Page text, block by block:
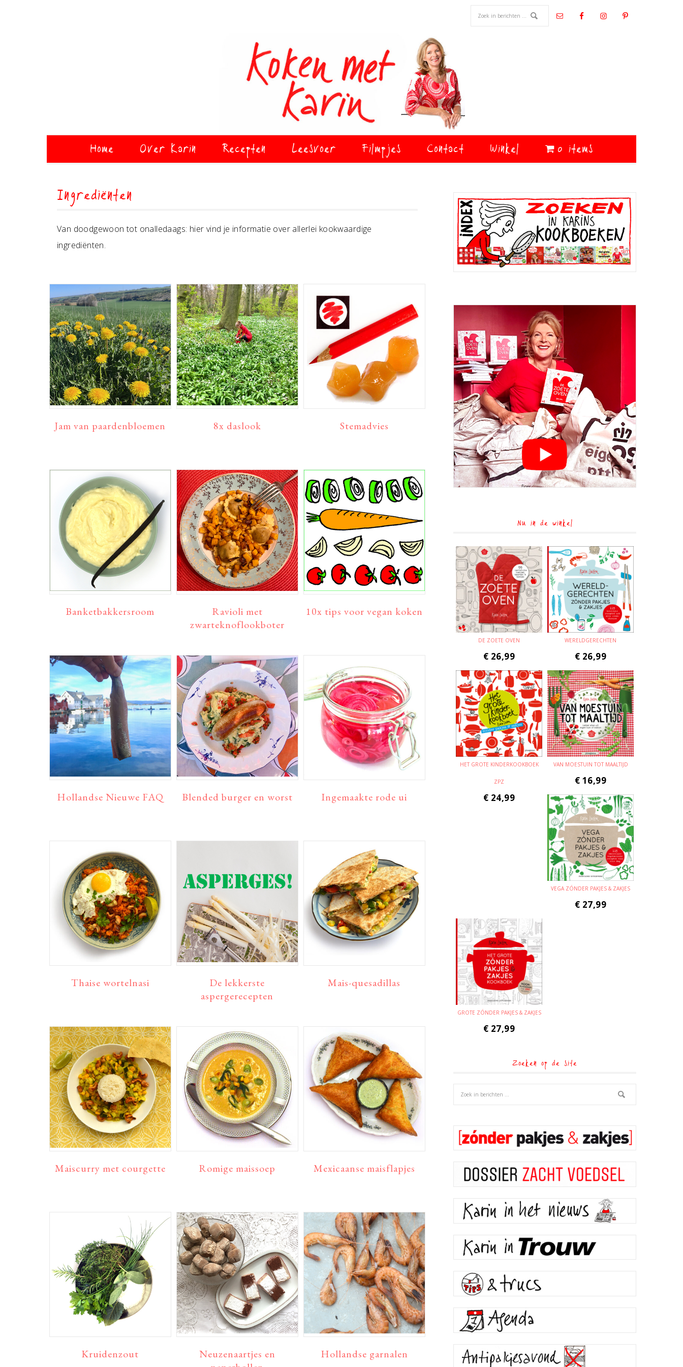
Home Over Karin Recepten Leesvoer Filmpjes Contact Winkel 0 items
Ingrediënten
Van doodgewoon tot onalledaags: hier vind je informatie over allerlei kookwaardige
ingrediënten.
Jam van paardenbloemen 8x daslook Stemadvies
Banketbakkersroom
Ravioli met
zwarteknoflookboter
10x tips voor vegan koken
Hollandse Nieuwe FAQ Blended burger en worst Ingemaakte rode ui
Thaise wortelnasi
De lekkerste
aspergerecepten
Mais-quesadillas
Maiscurry met courgette Romige maissoep Mexicaanse maisflapjes
Kruidenzout
Neuzenaartjes en
Hollandse garnalen
Primaire
Sidebar
Nu in de winkel
DE ZOETE OVEN
€ 26,99
WERELDGERECHTEN
€ 26,99
HET GROTE KINDERKOOKBOEK
ZPZ
€ 24,99
VAN MOESTUIN TOT MAALTIJD
€ 16,99
VEGA ZÓNDER PAKJES & ZAKJES
€ 27,99
GROTE ZÓNDER PAKJES & ZAKJES
€ 27,99
Zoeken op de site